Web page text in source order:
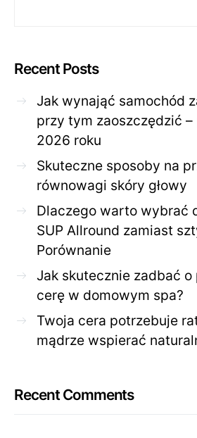
Recent Posts
Jak wynająć samochód
przy tym zaoszczędzić
2026 roku
Skuteczne sposoby na
równowagi skóry głowy
Dlaczego warto wybrać
SUP Allround zamiast
Porównanie
Jak skutecznie zadbać
cerę w domowym spa?
Twoja cera potrzebuje
mądrze wspierać
Recent Comments